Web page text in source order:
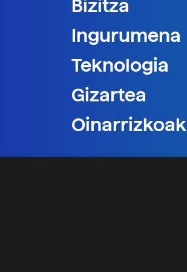
Bizitza
Ingurumena
Teknologia
Gizartea
Oinarrizkoak